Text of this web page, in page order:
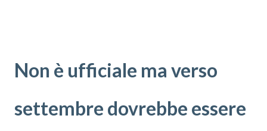
Non è ufficiale ma verso
settembre dovrebbe essere